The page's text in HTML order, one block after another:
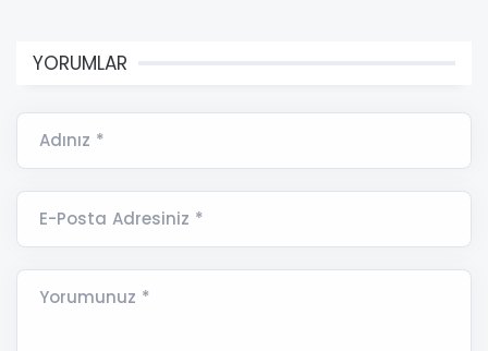
YORUMLAR
Adınız *
E-Posta Adresiniz *
Yorumunuz *